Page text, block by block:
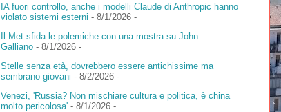
IA fuori controllo, anche i modelli Claude di Anthropic hanno
violato sistemi esterni - 8/1/2026-
Il Met sfida le polemiche con una mostra su John
Galliano- 8/1/2026-
Stelle senza età, dovrebbero essere antichissime ma
sembrano giovani - 8/2/2026-
Venezi, 'Russia? Non mischiare cultura e politica, è china
molto pericolosa'- 8/1/2026-